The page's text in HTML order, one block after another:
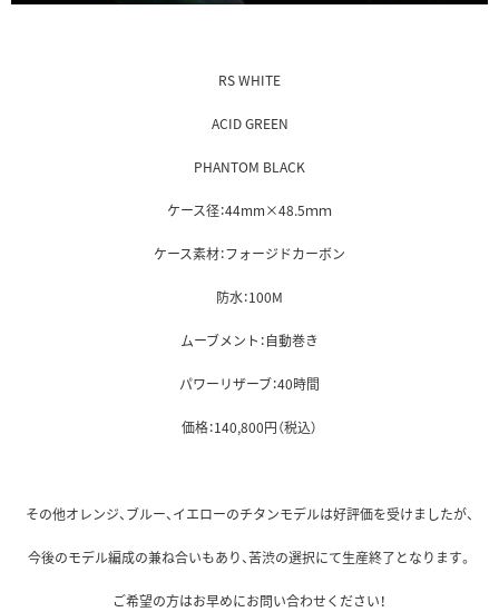
RS WHITE
ACID GREEN
PHANTOM BLACK
ケース径：44mm×48.5ｍｍ
ケース素材：フォージドカーボン
防水：100M
ムーブメント：自動巻き
パワーリザーブ：40時間
価格：140,800円（税込）
その他オレンジ、ブルー、イエローのチタンモデルは好評価を受けましたが、
今後のモデル編成の兼ね合いもあり、苦渋の選択にて生産終了となります。
ご希望の方はお早めにお問い合わせください！